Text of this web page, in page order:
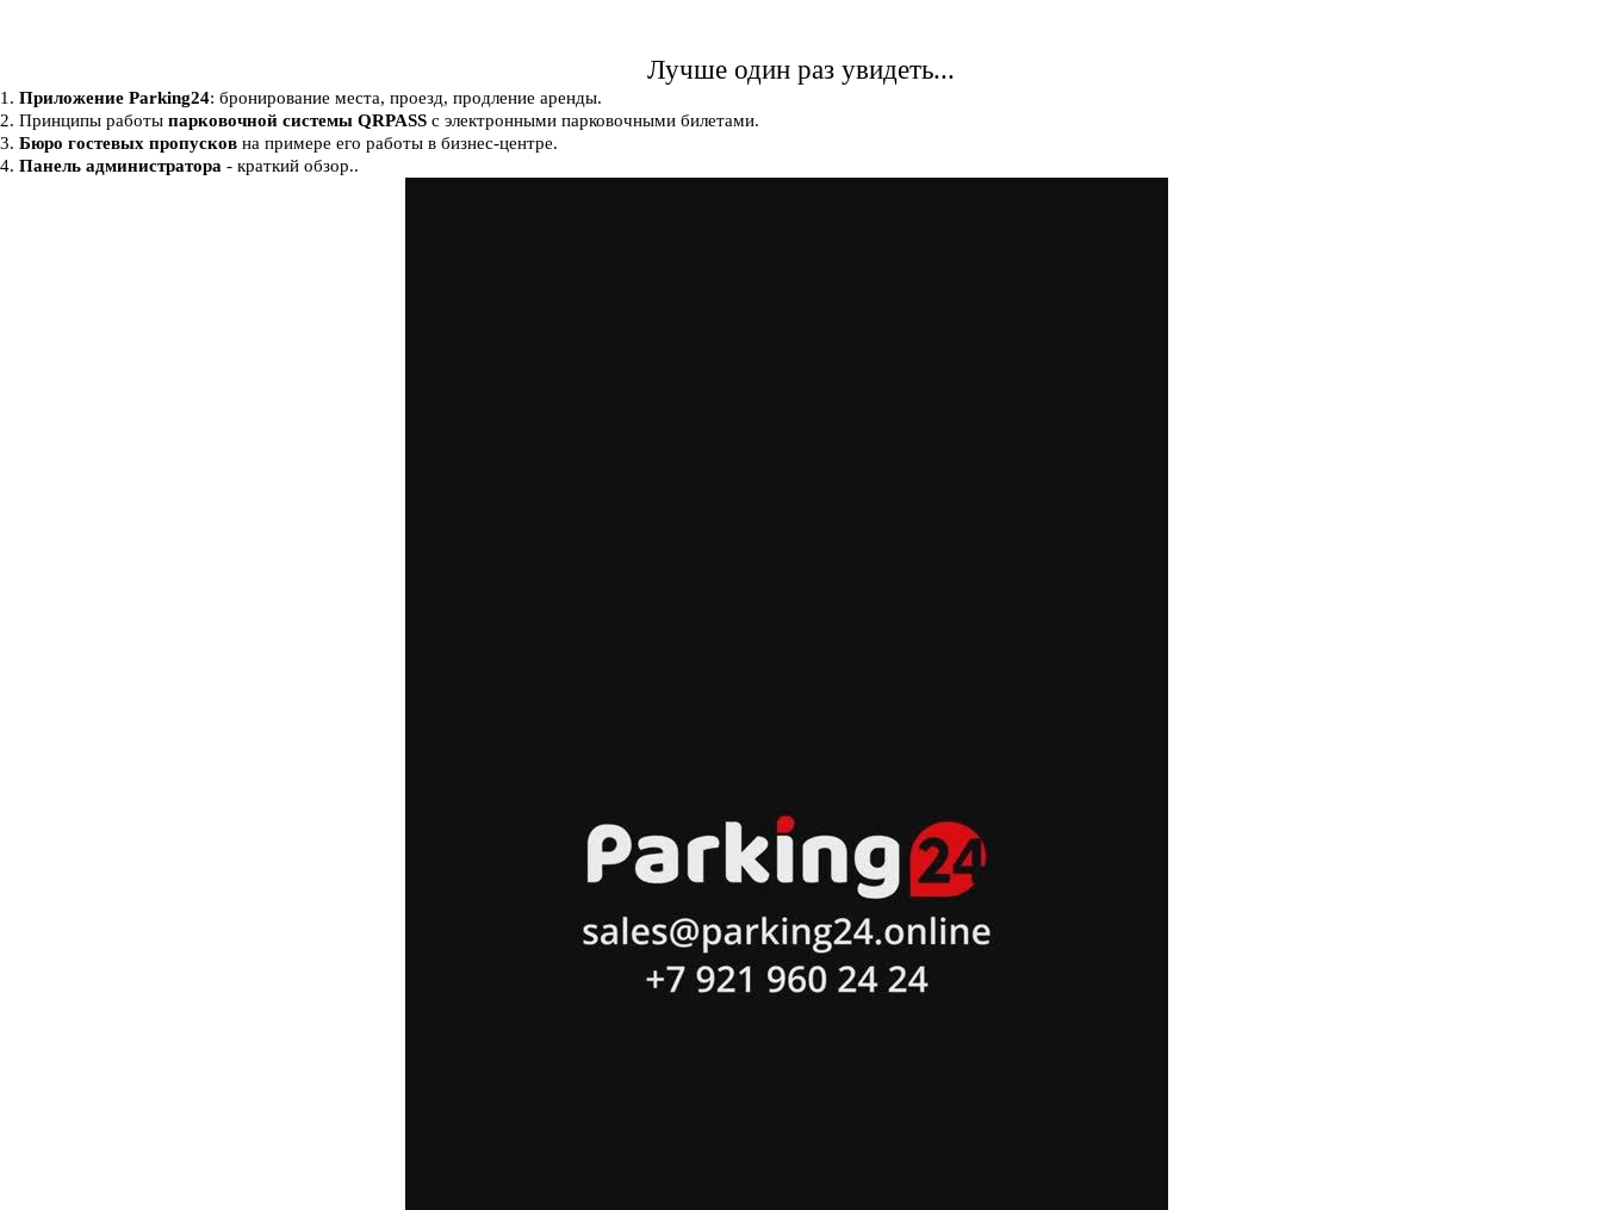
Лучше один раз увидеть...
1. Приложение Parking24: бронирование места, проезд, продление аренды.
2. Принципы работы парковочной системы QRPASS с электронными парковочными билетами.
3. Бюро гостевых пропусков на примере его работы в бизнес-центре.
4. Панель администратора - краткий обзор..